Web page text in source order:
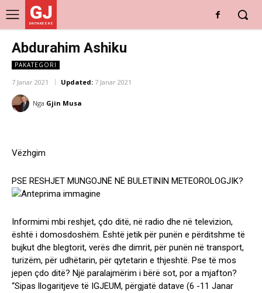
GJ
DRITARE E RE
Abdurahim Ashiku
PAKATEGORI
7 Janar 2021 Updated: 7 Janar 2021
Nga Gjin Musa
Vëzhgim
PSE RESHJET MUNGOJNË NË BULETININ METEOROLOGJIK?
Informimi mbi reshjet, çdo ditë, në radio dhe në televizion,
është i domosdoshëm. Është jetik për punën e përditshme të
bujkut dhe blegtorit, verës dhe dimrit, për punën në transport,
turizëm, për udhëtarin, për qytetarin e thjeshtë. Pse të mos
jepen çdo ditë? Një paralajmërim i bërë sot, por a mjafton?
“Sipas llogaritjeve të IGJEUM, përgjatë datave (6 -11 Janar